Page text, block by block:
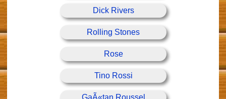
Dick Rivers
Rolling Stones
Rose
Tino Rossi